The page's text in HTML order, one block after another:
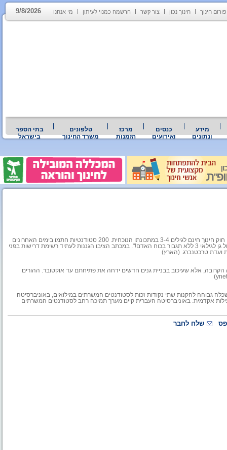
פורום חינוך חינוך נכון צור קשר הרשמה כמנוי לעיתון מי אנחנו 9/8/2026
מידע
ונתונים
כנסים
ואירועים
מרכז
הזמנות
טלפונים
משרד החינוך
בתי הספר
בישראל
סטודנטיות לחינוך לגיל הרך במכללת לוינסקי הודיעו כי לא ייקחו חלק ביישום חוק חינוך חינם לגילים 3-4 במתכונתו הנוכחית. 200 סטודנטיות חתמו בימים האחרונים
על מכתב בכותרת "סטודנטיות במכללת לוינסקי מסרבות לקבל על עצמן ניהול גן לגילאי 3 ללא תגבור בכוח האדם!". במכתב הציבו הגננות לעתיד רשימת דרישות בפני
ועדת טרכטנברג. (הארץ)
ליישם את החלת חוק חינוך חינם לגילאי 3 כבר בשנה הקרובה, אלא שעיכוב בבניית גנים חדשים ידחה את פתיחתם עד אוקטובר. ההורים
גבוהה להקנות שתי נקודות זכות לסטודנטים המשרתים במילואים, באוניברסיטה
אקדמית. באוניברסיטה העברית קיים מערך תמיכה רחב לסטודנטים המשרתים
שלח לחבר